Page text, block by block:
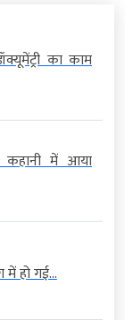
का काम
कहानी में आया
हो गई...